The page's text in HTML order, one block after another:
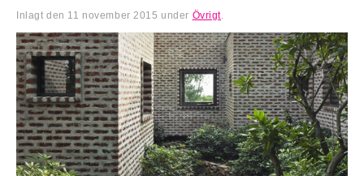
Inlagt den 11 november 2015 under Övrigt.